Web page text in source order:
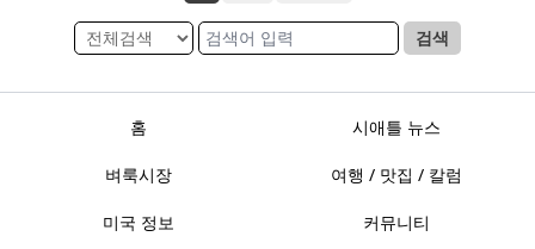
검색
홈 시애틀 뉴스
벼룩시장 여행 / 맛집 / 칼럼
미국 정보 커뮤니티